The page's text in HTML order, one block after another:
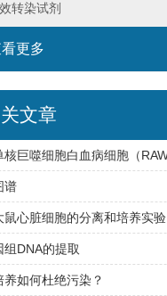
转染试剂
更多
文章
谱
鼠心脏细胞的分离和培养实验
组DNA的提取
养如何杜绝污染？